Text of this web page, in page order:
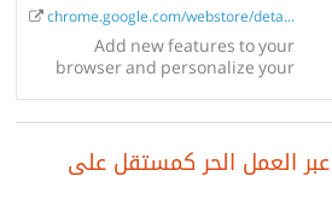
chrome.google.com/webstore/detail/...
Add new features to your
browser and personalize your
browsing experience.
عبر العمل الحر كمستقل على